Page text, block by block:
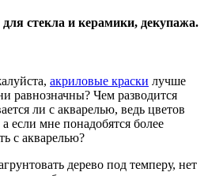
стекла и керамики, декупажа.
акриловые краски лучше
равнозначны? Чем разводится
ли с акварелью, ведь цветов
если мне понадобятся более
с акварелью?
дерево под темперу, нет